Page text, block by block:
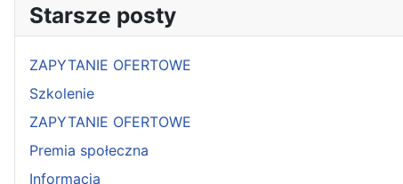
Starsze posty
ZAPYTANIE OFERTOWE
Szkolenie
ZAPYTANIE OFERTOWE
Premia społeczna
Informacja